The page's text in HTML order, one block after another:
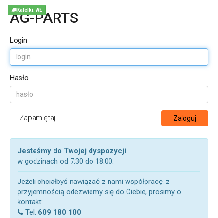
AG-PARTS
Login
Hasło
Zapamiętaj Zaloguj
Jesteśmy do Twojej dyspozycji
w godzinach od 7:30 do 18:00.
Jeżeli chciałbyś nawiązać z nami współpracę, z
przyjemnością odezwiemy się do Ciebie, prosimy o
kontakt:
Tel. 609 180 100
Kafelki: WŁ